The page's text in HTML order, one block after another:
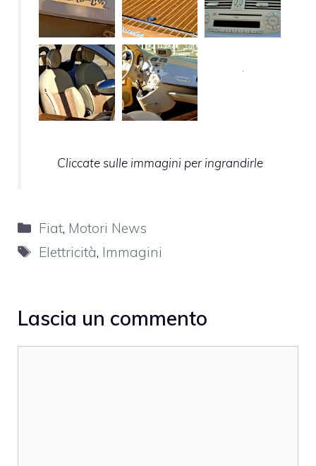
Cliccate sulle immagini per ingrandirle
Categorie
Fiat, Motori News
Tag
Elettricità, Immagini
Lascia un commento